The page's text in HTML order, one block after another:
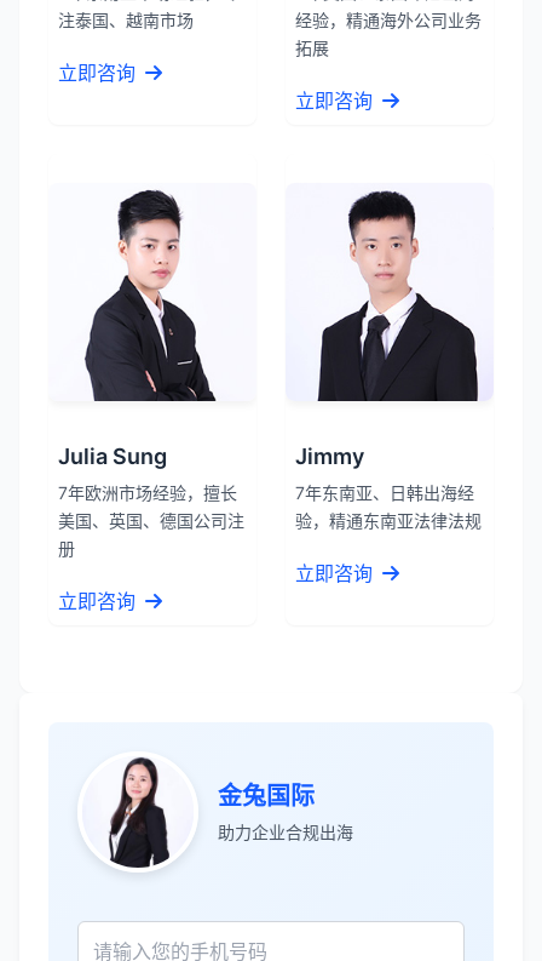
注泰国、越南市场
立即咨询
经验，精通海外公司业务
拓展
立即咨询
Julia Sung
7年欧洲市场经验，擅长
美国、英国、德国公司注
册
立即咨询
Jimmy
7年东南亚、日韩出海经
验，精通东南亚法律法规
立即咨询
金兔国际
助力企业合规出海
张先生
服务专业高效，一周就完成了泰国公司注
James Wilson